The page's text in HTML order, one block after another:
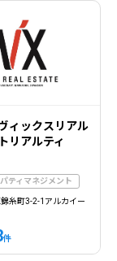
ィックスリアル
リアルティ
ティマネジメント
糸町3-2-1アルカイー
件